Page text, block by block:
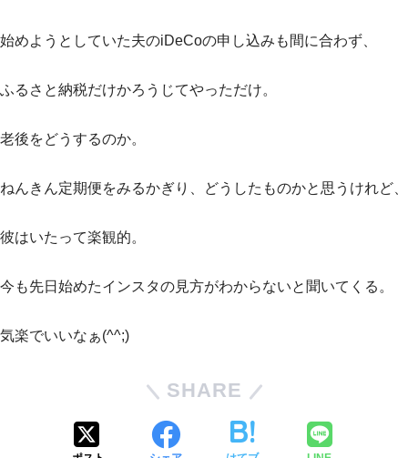
始めようとしていた夫のiDeCoの申し込みも間に合わず、
ふるさと納税だけかろうじてやっただけ。
老後をどうするのか。
ねんきん定期便をみるかぎり、どうしたものかと思うけれど、
彼はいたって楽観的。
今も先日始めたインスタの見方がわからないと聞いてくる。
気楽でいいなぁ(^^;)
SHARE